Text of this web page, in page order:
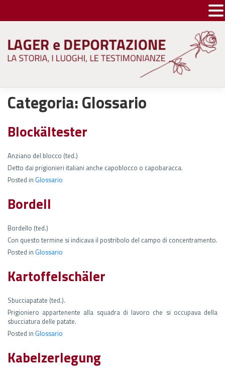
content
Categoria:Glossario
Blockältester
Anziano del blocco (ted.)
Detto dai prigionieri italiani anche capoblocco o capobaracca.
Posted in Glossario
Bordell
Bordello (ted.)
Con questo termine si indicava il postribolo del campo di concentramento.
Posted in Glossario
Kartoffelschäler
Sbucciapatate (ted.).
Prigioniero appartenente alla squadra di lavoro che si occupava della
sbucciatura delle patate.
Posted in Glossario
Kabelzerlegung